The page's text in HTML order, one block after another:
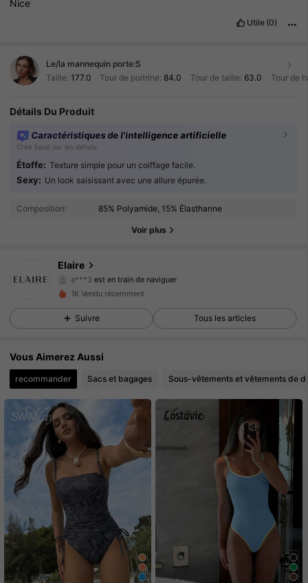
Nice
Utile (0)
Le/la mannequin porte:S
Taille: 177.0 Tour de poitrine: 84.0 Tour de taille: 63.0 Tour de
Détails Du Produit
Caractéristiques de l'intelligence artificielle
Créé basé sur les détails
Étoffe: Texture simple pour un coiffage facile.
Sexy: Un look saisissant avec une allure épurée.
Composition: 85% Polyamide, 15% Élasthanne
Voir plus
Elaire
4.87 258 Suiveurs
a***3 est en train de naviguer
4.87
258 Suiveurs
4.87 258 Suiveurs
4.87 258 Suiveurs
4.87 258 Suiveurs
4.87 258 Suiveurs
258 Suiveurs
4.87 258 Suiveurs
1K Vendu récemment
Suivre Tous les articles
Vous Aimerez Aussi
recommander Sacs et bagages Sous-vêtements et vêtements de